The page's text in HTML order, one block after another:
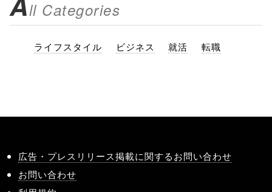
ll Categories
ライフスタイル ビジネス 就活 転職
広告・プレスリリース掲載に関するお問い合わせ
お問い合わせ